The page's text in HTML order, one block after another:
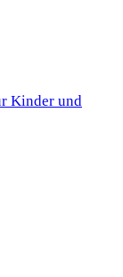
Kinder und